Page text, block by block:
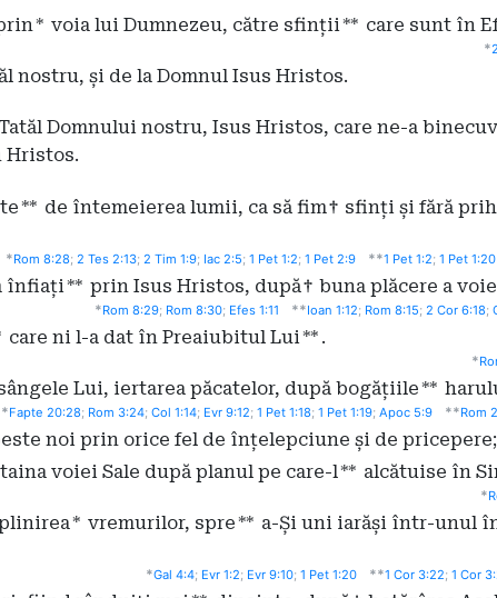
* voia lui Dumnezeu, către sfinții** care sunt în
*
nostru, și de la Domnul Isus Hristos.
Domnului nostru, Isus Hristos, care ne-a
Hristos.
** de întemeierea lumii, ca să fim† sfinți și fără
*Rom 8:28; 2 Tes 2:13; 2 Tim 1:9; Iac 2:5; 1 Pet 1:2; 1 Pet 2:9 **1 Pet 1:2; 1 Pet 1:20
înfiați ** prin Isus Hristos, după† buna plăcere a
*Rom 8:29; Rom 8:30; Efes 1:11 **Ioan 1:12; Rom 8:15; 2 Cor 6:18;
care ni l-a dat în Preaiubitul Lui** .
*
Lui, iertarea păcatelor, după bogățiile**
*Fapte 20:28; Rom 3:24; Col 1:14; Evr 9:12; 1 Pet 1:18; 1 Pet 1:19; Apoc 5:9 **Rom
noi prin orice fel de înțelepciune și de pricepere;
taina voiei Sale după planul pe care-l** alcătuise în
*
* vremurilor, spre** a-Și uni iarăși într-unul
*Gal 4:4; Evr 1:2; Evr 9:10; 1 Pet 1:20 **1 Cor 3:22; 1 Cor